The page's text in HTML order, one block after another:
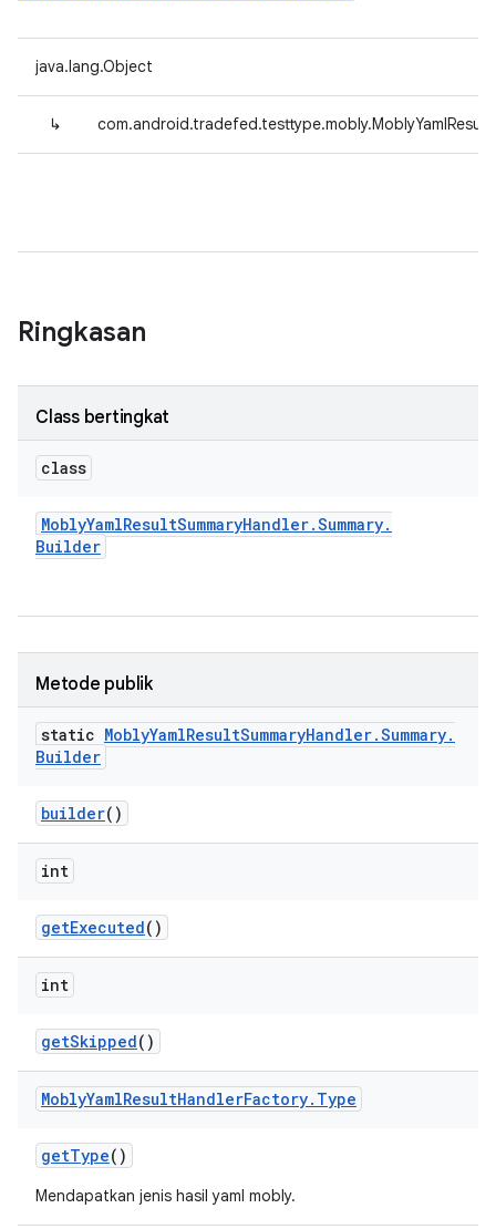
java.lang.Object
↳
Ringkasan
Class bertingkat
class
MoblyYamlResultSummaryHandler.Summary.
Builder
Metode publik
static MoblyYamlResultSummaryHandler.Summary.
Builder
builder()
int
getExecuted()
int
getSkipped()
MoblyYamlResultHandlerFactory. Type
getType()
Mendapatkan jenis hasil yaml mobly.